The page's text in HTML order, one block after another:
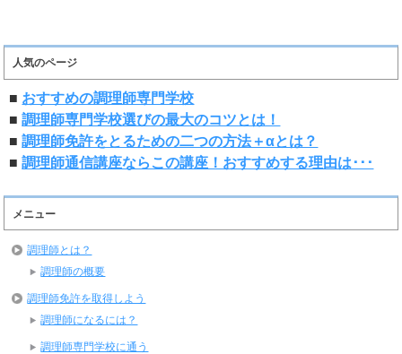
人気のページ
■ おすすめの調理師専門学校
■調理師専門学校選びの最大のコツとは！
■調理師免許をとるための二つの方法＋αとは？
■調理師通信講座ならこの講座！おすすめする理由は･･･
メニュー
調理師とは？
調理師の概要
調理師免許を取得しよう
調理師になるには？
調理師専門学校に通う